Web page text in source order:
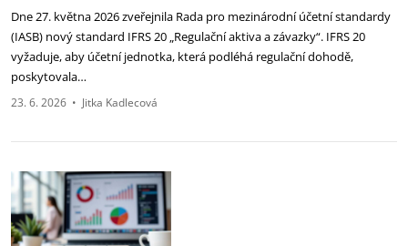
Dne 27. května 2026 zveřejnila Rada pro mezinárodní účetní standardy
(IASB) nový standard IFRS 20 „Regulační aktiva a závazky“. IFRS 20
vyžaduje, aby účetní jednotka, která podléhá regulační dohodě,
poskytovala…
23. 6. 2026 • Jitka Kadlecová